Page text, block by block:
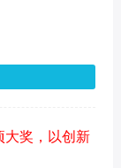
大奖，以创新